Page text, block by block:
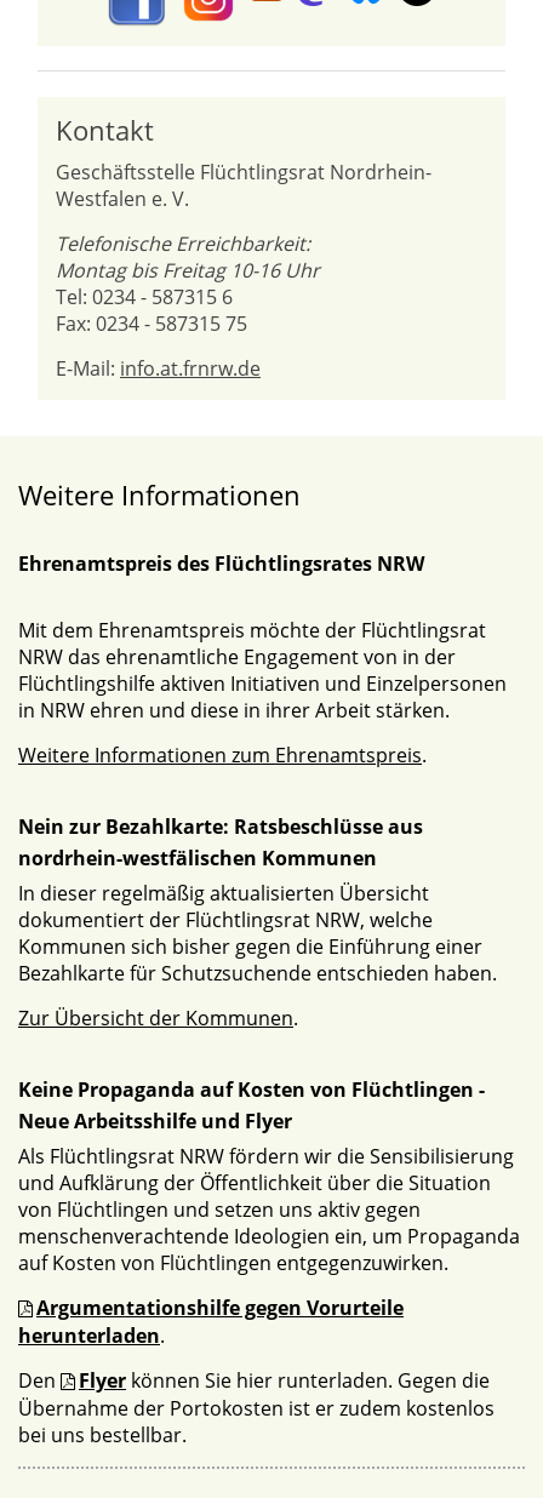
Kontakt
Geschäftsstelle Flüchtlingsrat Nordrhein-
Westfalen e. V.
Telefonische Erreichbarkeit:
Montag bis Freitag 10-16 Uhr
Tel: 0234 - 587315 6
Fax: 0234 - 587315 75
E-Mail: info.at.frnrw.de
Weitere Informationen
Ehrenamtspreis des Flüchtlingsrates NRW
Mit dem Ehrenamtspreis möchte der Flüchtlingsrat
NRW das ehrenamtliche Engagement von in der
Flüchtlingshilfe aktiven Initiativen und Einzelpersonen
in NRW ehren und diese in ihrer Arbeit stärken.
Weitere Informationen zum Ehrenamtspreis.
Nein zur Bezahlkarte: Ratsbeschlüsse aus
nordrhein-westfälischen Kommunen
In dieser regelmäßig aktualisierten Übersicht
dokumentiert der Flüchtlingsrat NRW, welche
Kommunen sich bisher gegen die Einführung einer
Bezahlkarte für Schutzsuchende entschieden haben.
Zur Übersicht der Kommunen.
Keine Propaganda auf Kosten von Flüchtlingen -
Neue Arbeitsshilfe und Flyer
Als Flüchtlingsrat NRW fördern wir die Sensibilisierung
und Aufklärung der Öffentlichkeit über die Situation
von Flüchtlingen und setzen uns aktiv gegen
menschenverachtende Ideologien ein, um Propaganda
auf Kosten von Flüchtlingen entgegenzuwirken.
Argumentationshilfe gegen Vorurteile
herunterladen.
Den
Flyer können Sie hier runterladen. Gegen die
Übernahme der Portokosten ist er zudem kostenlos
bei uns bestellbar.